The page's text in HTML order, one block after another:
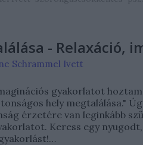
- Relaxáció,
Schrammel Ivett
gyakorlatot
hely megtalálása."
érzetére van leginkább
Keress egy